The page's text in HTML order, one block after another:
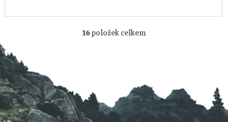
O
l
16položek celkem
Z
á
p
a